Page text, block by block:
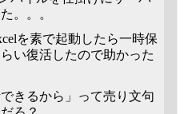
。。。
を素で起動したら一時保
い復活したので助かった
きるから」って売り文句